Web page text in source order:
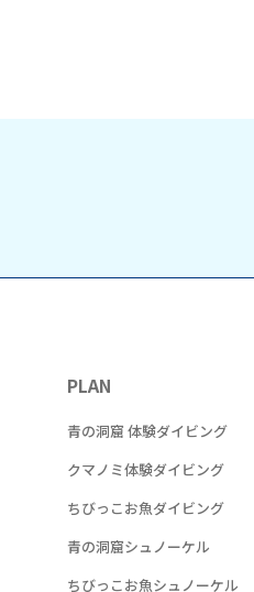
PLAN
青の洞窟 体験ダイビング
クマノミ体験ダイビング
ちびっこお魚ダイビング
青の洞窟シュノーケル
ちびっこお魚シュノーケル